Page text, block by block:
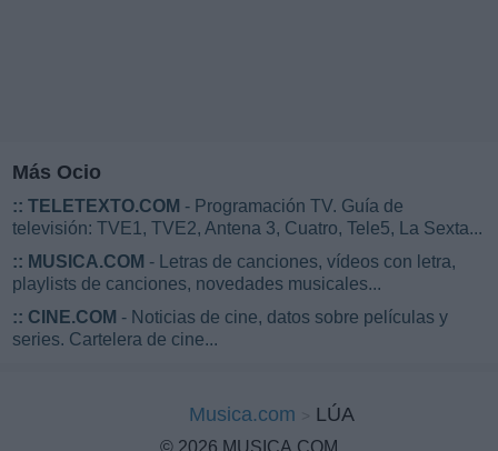
Más Ocio
:: TELETEXTO.COM - Programación TV. Guía de
televisión: TVE1, TVE2, Antena 3, Cuatro, Tele5, La Sexta...
:: MUSICA.COM - Letras de canciones, vídeos con letra,
playlists de canciones, novedades musicales...
:: CINE.COM - Noticias de cine, datos sobre películas y
series. Cartelera de cine...
Musica.com LÚA